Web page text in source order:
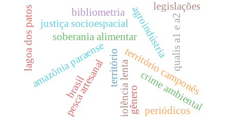
território camponês
violência lenta
agroindústria
soberania alimentar
amazônia paraense
crime ambiental
território
gênero
pesca artesanal
justiça socioespacial
bibliometria
periódicos
qualis a1 e a2
legislações
brasil
lagoa dos patos